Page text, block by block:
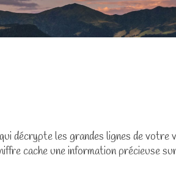
décrypte les grandes lignes de votre
cache une information précieuse